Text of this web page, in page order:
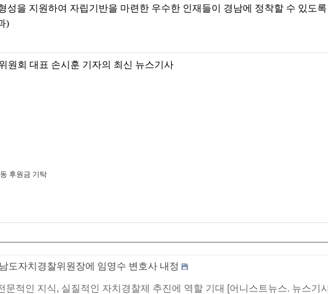
성을 지원하여 자립기반을 마련한 우수한 인재들이 경남에 정착할 수 있도
)
원회 대표 손시훈 기자의 최신 뉴스기사
후원금 기탁
도자치경찰위원장에 임영수 변호사 내정
문적인 지식, 실질적인 자치경찰제 추진에 역할 기대 [어니스트뉴스. 뉴스기